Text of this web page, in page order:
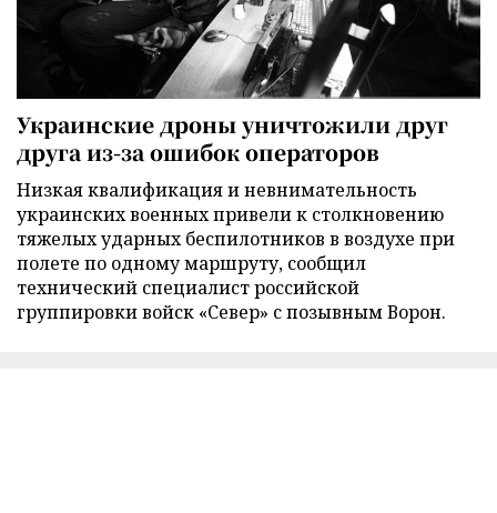
Украинские дроны уничтожили друг
друга из-за ошибок операторов
Низкая квалификация и невнимательность
украинских военных привели к столкновению
тяжелых ударных беспилотников в воздухе при
полете по одному маршруту, сообщил
технический специалист российской
группировки войск «Север» с позывным Ворон.